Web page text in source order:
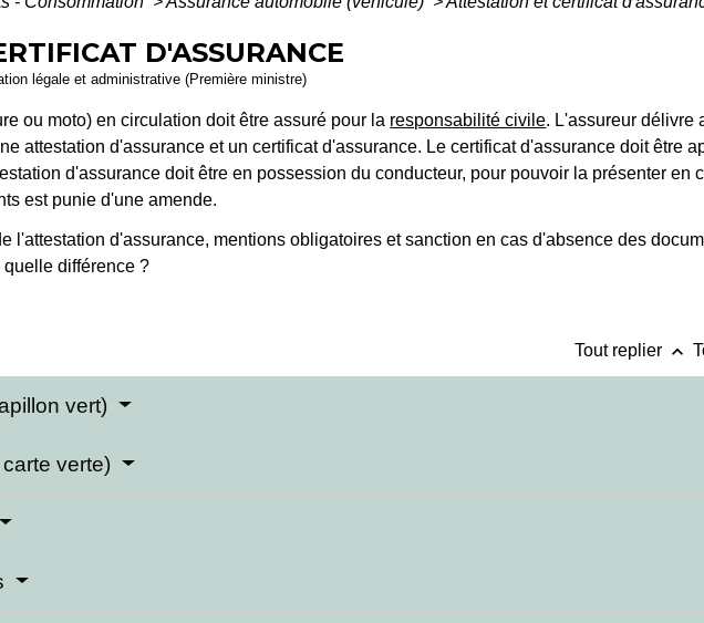
D'ASSURANCE
légale et administrative (Première ministre)
ou moto) en circulation doit être assuré pour la responsabilité civile. L'assureur délivre
attestation d'assurance et un certificat d'assurance. Le certificat d'assurance doit être
d'assurance doit être en possession du conducteur, pour pouvoir la présenter en
est punie d'une amende.
différence ?
Tout replier keyboard_arrow_up
vert)
verte)